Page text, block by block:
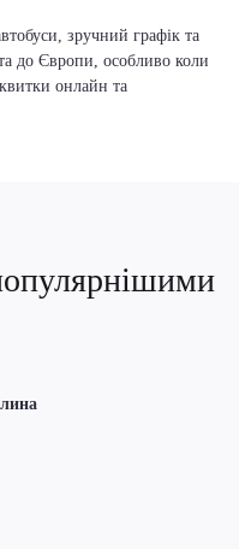
зручний графік та
до Європи, особливо коли
онлайн та